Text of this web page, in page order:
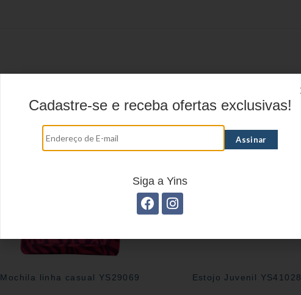
Mochila linha casual YS29069 Estojo Juvenil YS41028
Cadastre-se e receba ofertas exclusivas!
Siga a Yins